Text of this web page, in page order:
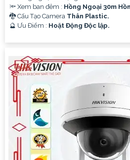
🔦 Xem ban đêm : Hồng Ngoại 30m
🐉️ Cấu Tạo Camera Thân Plastic.
️🔮 Ưu Điểm : Hoặt Động Độc lập.